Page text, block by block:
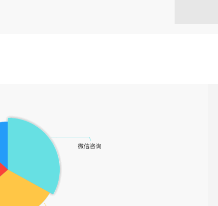
【西安】用户的